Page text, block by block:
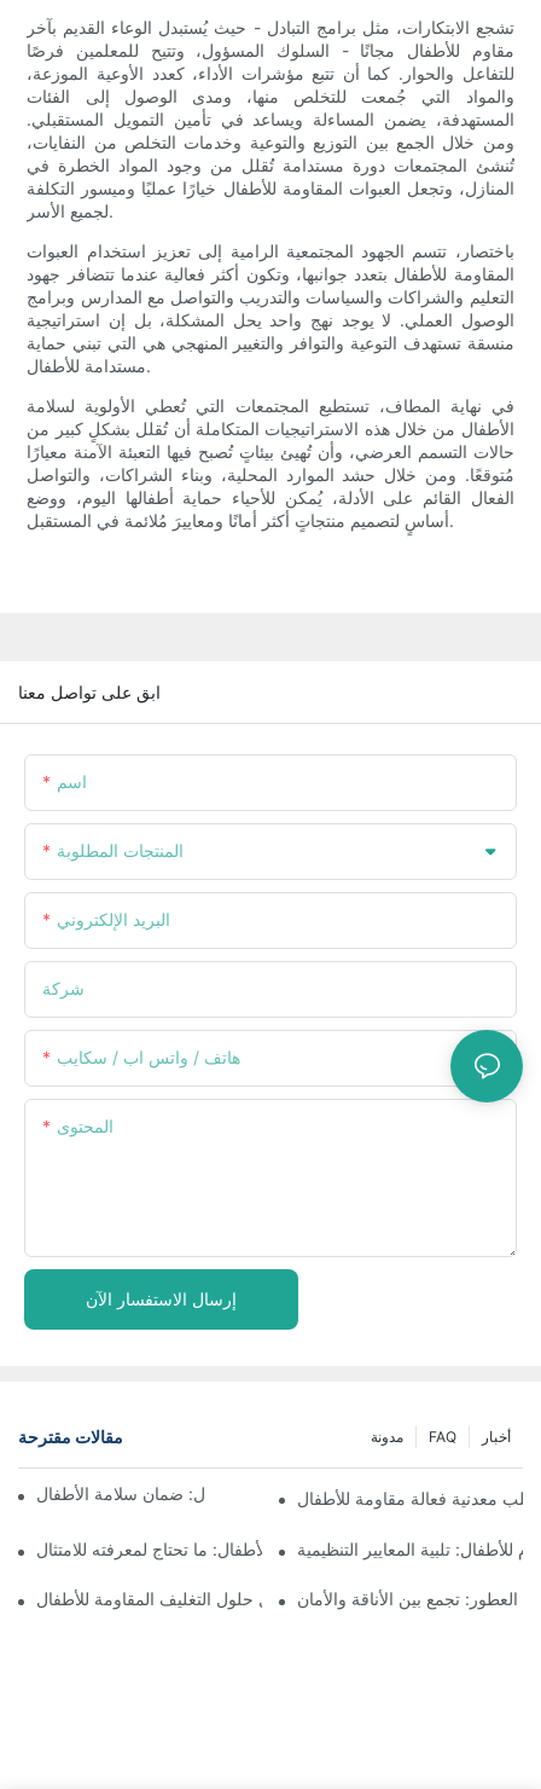
تشجع الابتكارات، مثل برامج التبادل - حيث يُستبدل الوعاء القديم بآخر
مقاوم للأطفال مجانًا - السلوك المسؤول، وتتيح للمعلمين فرصًا
للتفاعل والحوار. كما أن تتبع مؤشرات الأداء، كعدد الأوعية الموزعة،
والمواد التي جُمعت للتخلص منها، ومدى الوصول إلى الفئات
المستهدفة، يضمن المساءلة ويساعد في تأمين التمويل المستقبلي.
ومن خلال الجمع بين التوزيع والتوعية وخدمات التخلص من النفايات،
تُنشئ المجتمعات دورة مستدامة تُقلل من وجود المواد الخطرة في
المنازل، وتجعل العبوات المقاومة للأطفال خيارًا عمليًا وميسور التكلفة
لجميع الأسر.
باختصار، تتسم الجهود المجتمعية الرامية إلى تعزيز استخدام العبوات
المقاومة للأطفال بتعدد جوانبها، وتكون أكثر فعالية عندما تتضافر جهود
التعليم والشراكات والسياسات والتدريب والتواصل مع المدارس وبرامج
الوصول العملي. لا يوجد نهج واحد يحل المشكلة، بل إن استراتيجية
منسقة تستهدف التوعية والتوافر والتغيير المنهجي هي التي تبني حماية
مستدامة للأطفال.
في نهاية المطاف، تستطيع المجتمعات التي تُعطي الأولوية لسلامة
الأطفال من خلال هذه الاستراتيجيات المتكاملة أن تُقلل بشكلٍ كبير من
حالات التسمم العرضي، وأن تُهيئ بيئاتٍ تُصبح فيها التعبئة الآمنة معيارًا
مُتوقعًا. ومن خلال حشد الموارد المحلية، وبناء الشراكات، والتواصل
الفعال القائم على الأدلة، يُمكن للأحياء حماية أطفالها اليوم، ووضع
أساسٍ لتصميم منتجاتٍ أكثر أمانًا ومعاييرَ مُلائمة في المستقبل.
ابق على تواصل معنا
اسم
المنتجات المطلوبة
البريد الإلكتروني
شركة
هاتف / واتس اب / سكايب
المحتوى
إرسال الاستفسار الآن
مقالات مقترحة أخبار FAQ مدونة
فهم التغليف المقاوم للأطفال: ضمان سلامة الأطفالمعدنية فعالة مقاومة للأطفال
زجاجات مقاومة للأطفال: ما تحتاج لمعرفته للامتثالللأطفال: تلبية المعايير التنظيمية
مستقبل حلول التغليف المقاومة للأطفالالعطور: تجمع بين الأناقة والأمان